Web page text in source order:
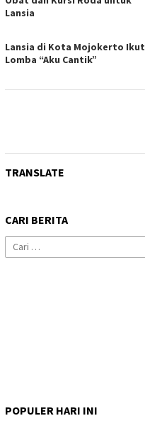
Lansia
Lansia di Kota Mojokerto Ikut
Lomba “Aku Cantik”
TRANSLATE
CARI BERITA
Cari
untuk:
POPULER HARI INI